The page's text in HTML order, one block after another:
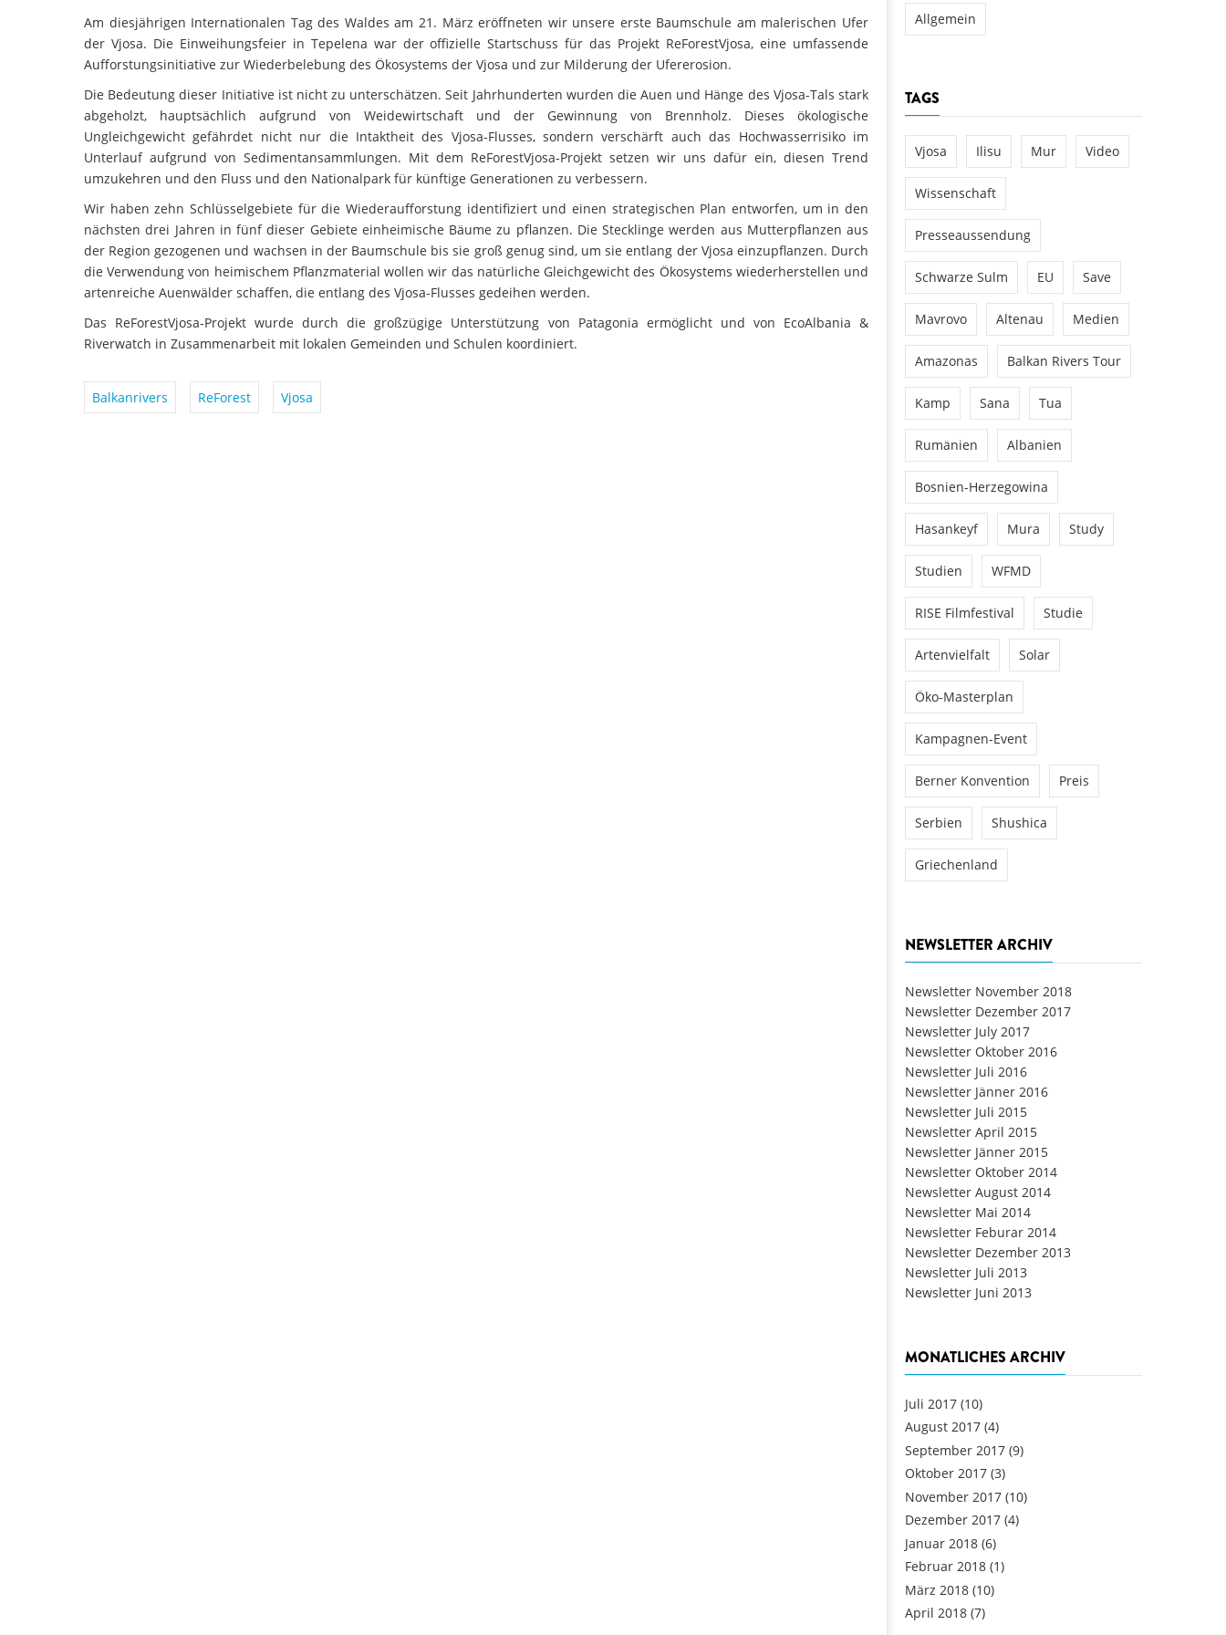
Am diesjährigen Internationalen Tag des Waldes am 21. März eröffneten wir unsere erste Baumschule am malerischen Ufer
der Vjosa. Die Einweihungsfeier in Tepelena war der offizielle Startschuss für das Projekt ReForestVjosa, eine umfassende
Aufforstungsinitiative zur Wiederbelebung des Ökosystems der Vjosa und zur Milderung der Ufererosion.
Die Bedeutung dieser Initiative ist nicht zu unterschätzen. Seit Jahrhunderten wurden die Auen und Hänge des Vjosa-Tals stark
abgeholzt, hauptsächlich aufgrund von Weidewirtschaft und der Gewinnung von Brennholz. Dieses ökologische
Ungleichgewicht gefährdet nicht nur die Intaktheit des Vjosa-Flusses, sondern verschärft auch das Hochwasserrisiko im
Unterlauf aufgrund von Sedimentansammlungen. Mit dem ReForestVjosa-Projekt setzen wir uns dafür ein, diesen Trend
umzukehren und den Fluss und den Nationalpark für künftige Generationen zu verbessern.
Wir haben zehn Schlüsselgebiete für die Wiederaufforstung identifiziert und einen strategischen Plan entworfen, um in den
nächsten drei Jahren in fünf dieser Gebiete einheimische Bäume zu pflanzen. Die Stecklinge werden aus Mutterpflanzen aus
der Region gezogenen und wachsen in der Baumschule bis sie groß genug sind, um sie entlang der Vjosa einzupflanzen. Durch
die Verwendung von heimischem Pflanzmaterial wollen wir das natürliche Gleichgewicht des Ökosystems wiederherstellen und
artenreiche Auenwälder schaffen, die entlang des Vjosa-Flusses gedeihen werden.
Das ReForestVjosa-Projekt wurde durch die großzügige Unterstützung von Patagonia ermöglicht und von EcoAlbania &
Riverwatch in Zusammenarbeit mit lokalen Gemeinden und Schulen koordiniert.
Balkanrivers ReForest Vjosa
Allgemein
TAGS
Vjosa Ilisu Mur Video
Wissenschaft
Presseaussendung
Schwarze Sulm EU Save
Mavrovo Altenau Medien
Amazonas Balkan Rivers Tour
Kamp Sana Tua
Rumänien Albanien
Bosnien-Herzegowina
Hasankeyf Mura Study
Studien WFMD
RISE Filmfestival Studie
Artenvielfalt Solar
Öko-Masterplan
Kampagnen-Event
Berner Konvention Preis
Serbien Shushica
Griechenland
NEWSLETTER ARCHIV
Newsletter November 2018
Newsletter Dezember 2017
Newsletter July 2017
Newsletter Oktober 2016
Newsletter Juli 2016
Newsletter Jänner 2016
Newsletter Juli 2015
Newsletter April 2015
Newsletter Jänner 2015
Newsletter Oktober 2014
Newsletter August 2014
Newsletter Mai 2014
Newsletter Feburar 2014
Newsletter Dezember 2013
Newsletter Juli 2013
Newsletter Juni 2013
MONATLICHES ARCHIV
Juli 2017 (10)
August 2017 (4)
September 2017 (9)
Oktober 2017 (3)
November 2017 (10)
Dezember 2017 (4)
Januar 2018 (6)
Februar 2018 (1)
März 2018 (10)
April 2018 (7)